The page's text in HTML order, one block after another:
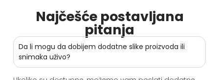
Najčešće postavljana
pitanja
Da li mogu da dobijem dodatne slike proizvoda ili
snimaka uživo?